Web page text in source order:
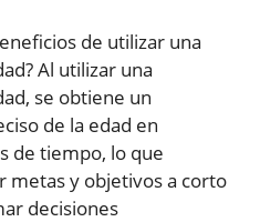
de utilizar una
Al utilizar una
se obtiene un
de la edad en
de tiempo, lo que
metas y objetivos a corto
decisiones